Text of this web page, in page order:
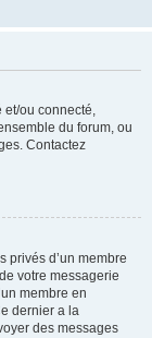
et/ou connecté,
du forum, ou
Contactez
privés d’un membre
votre messagerie
membre en
dernier a la
des messages